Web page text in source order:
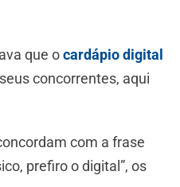
que ocardápio digital
concorrentes, aqui
com a frase
prefiro o digital”, os